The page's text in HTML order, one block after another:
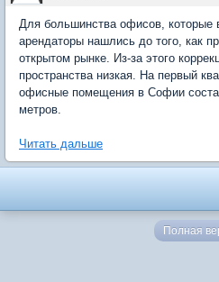
Для большинства офисов, которые
арендаторы нашлись до того, как
открытом рынке. Из-за этого
пространства низкая. На первый
офисные помещения в Софии
метров.
Читать дальше
Полная